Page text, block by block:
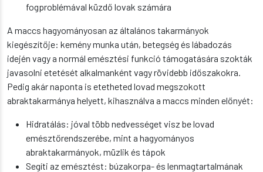
fogproblémával küzdő lovak számára
A maccs hagyományosan az általános takarmányok
kiegészítője: kemény munka után, betegség és lábadozás
idején vagy a normál emésztési funkció támogatására szokták
javasolni etetését alkalmanként vagy rövidebb időszakokra.
Pedig akár naponta is etetheted lovad megszokott
abraktakarmánya helyett, kihasználva a maccs minden előnyét:
Hidratálás: jóval több nedvességet visz be lovad
emésztőrendszerébe, mint a hagyományos
abraktakarmányok, müzlik és tápok
Segíti az emésztést: búzakorpa- és lenmagtartalmának